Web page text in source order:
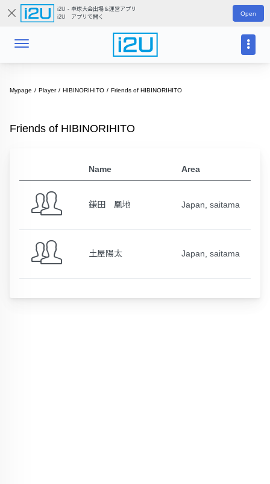
i2U - 卓球大会出場＆運営アプリ
i2U アプリで開く
Open
Mypage Player HIBINORIHITO Friends of HIBINORIHITO
Friends of HIBINORIHITO
Name Area
鎌田 凰地 Japan, saitama
土屋陽太 Japan, saitama